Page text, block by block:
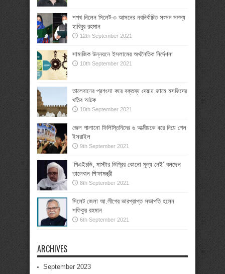
শপথ নিলেন সিলেট-৩ আসনের নবনির্বাচিত সংসদ সদস্য
হাবিবুর রহমান
12th September 2021
সামাজিক উন্নয়নে ইসলামের অর্থনৈতিক নির্দেশনা
10th September 2021
তালেবানের প্রশংসা করে বক্তব্য দেয়ায় জামে মসজিদের
খতিব আটক
10th September 2021
জেল পালানো ফিলিস্তিনিদের ৬ আত্মীয়কে ধরে নিয়ে গেল
ইসরাইল
9th September 2021
‘পিএইচডি, মাস্টার ডিগ্রির কোনো মূল্য নেই’ বলছেন
তালেবান শিক্ষামন্ত্রী
8th September 2021
সিলেট জেলা আ.লীগের ভারপ্রাপ্ত সভাপতি হলেন
শফিকুর রহমান
6th September 2021
ARCHIVES
September 2023